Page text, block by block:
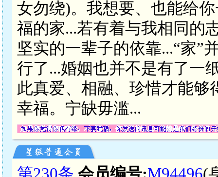
女勿绕)。我想要、也能给
福的家...若有着与我相同的
坚实的一辈子的依靠...“家”
行了...婚姻也并不是有了一
此真爱、相融、珍惜才能够
幸福。宁缺毋滥...
第230条 会员编号:M94496(